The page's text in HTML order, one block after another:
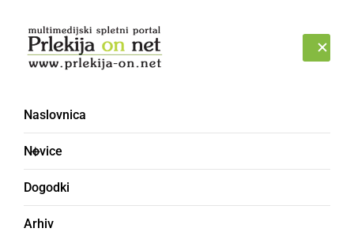
Naslovnica
Novice
Dogodki
Arhiv
poplavni val